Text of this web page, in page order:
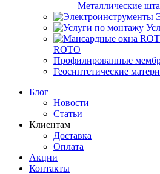
Металлические
ROTO
Профилированные
Геосинтетические
Блог
Новости
Статьи
Клиентам
Доставка
Оплата
Акции
Контакты